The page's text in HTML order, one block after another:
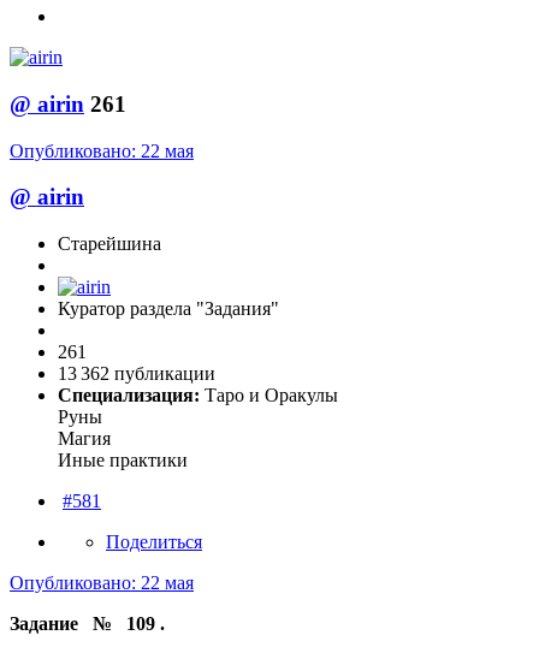
@ airin 261
Опубликовано: 22 мая
@ airin
Старейшина
Куратор раздела "Задания"
261
13 362 публикации
Специализация: Таро и Оракулы
Руны
Магия
Иные практики
#581
Поделиться
Опубликовано: 22 мая
Задание № 109 .